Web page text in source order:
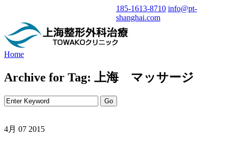
185-1613-8710 info@pt-
shanghai.com
Home
Archive for Tag: 上海 マッサージ
4月 07 2015